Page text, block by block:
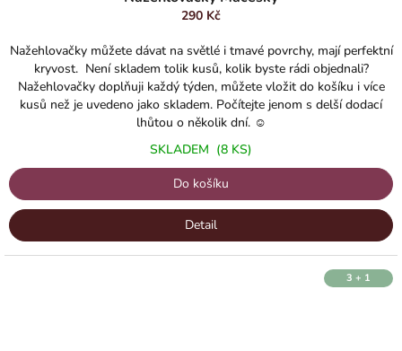
290 Kč
Nažehlovačky můžete dávat na světlé i tmavé povrchy, mají perfektní
kryvost. Není skladem tolik kusů, kolik byste rádi objednali?
Nažehlovačky doplňuji každý týden, můžete vložit do košíku i více
kusů než je uvedeno jako skladem. Počítejte jenom s delší dodací
lhůtou o několik dní. ☺️
SKLADEM (8 KS)
Do košíku
Detail
3 + 1